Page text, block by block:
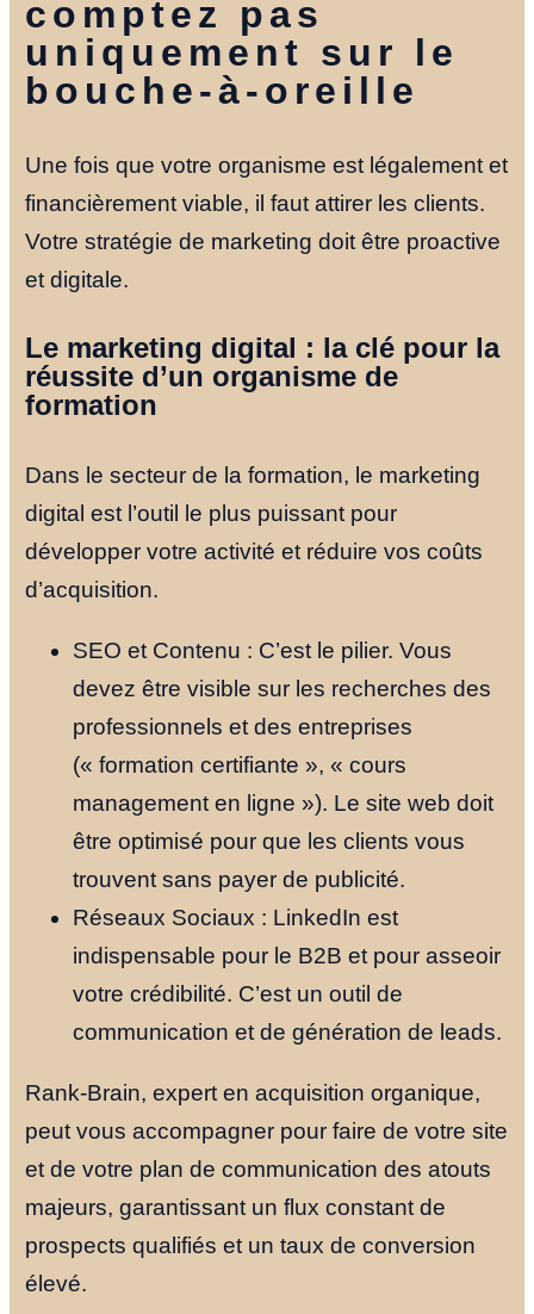
Notre
Le
Ressources
YOUTUBE
LINKEDIN
LIEN
comptez pas
uniquement sur le
bouche-à-oreille
Une fois que votre organisme est légalement et
financièrement viable, il faut attirer les clients.
Votre stratégie de marketing doit être proactive
et digitale.
Le marketing digital : la clé pour la
réussite d’un organisme de
formation
Dans le secteur de la formation, le marketing
digital est l’outil le plus puissant pour
développer votre activité et réduire vos coûts
d’acquisition.
SEO et Contenu : C’est le pilier. Vous
devez être visible sur les recherches des
professionnels et des entreprises
(« formation certifiante », « cours
management en ligne »). Le site web doit
être optimisé pour que les clients vous
trouvent sans payer de publicité.
Réseaux Sociaux : LinkedIn est
indispensable pour le B2B et pour asseoir
votre crédibilité. C’est un outil de
communication et de génération de leads.
Rank-Brain, expert en acquisition organique,
peut vous accompagner pour faire de votre site
et de votre plan de communication des atouts
majeurs, garantissant un flux constant de
prospects qualifiés et un taux de conversion
élevé.